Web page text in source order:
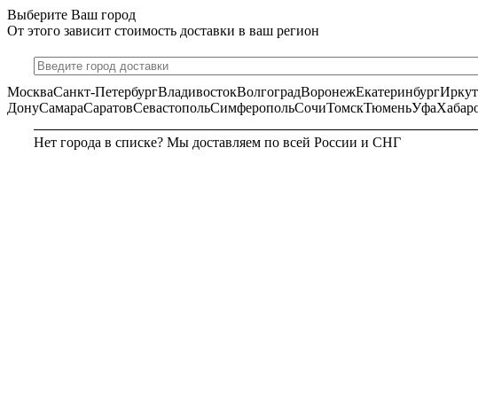
Выберите Ваш город
От этого зависит стоимость доставки в ваш регион
МоскваСанкт-ПетербургВладивостокВолгоградВоронежЕкатеринбург
ДонуСамараСаратовСевастопольСимферопольСочиТомскТюменьУфа
Нет города в списке? Мы доставляем по всей России и СНГ